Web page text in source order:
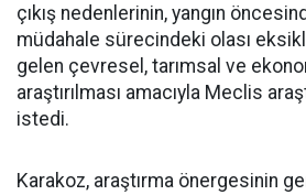
çıkış nedenlerinin, yangın
müdahale sürecindeki olası
gelen çevresel, tarımsal ve
araştırılması amacıyla Meclis
istedi.
Karakoz, araştırma önergesinin